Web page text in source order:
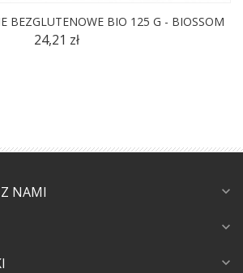
BEZGLUTENOWE BIO 125 G - BIOSSOM
24,21 zł
NAMI expand_more
expand_more
expand_more